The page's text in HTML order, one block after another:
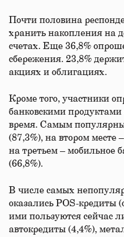
Почти половина
хранить накопления на
счетах. Еще 36,8%
сбережения. 23,8%
акциях и облигациях.
Кроме того, участники
банковскими
время. Самым
(87,3%), на втором месте
на третьем – мобильное
(66,8%).
В числе самых
оказались POS-кредиты
ими пользуются сейчас
автокредиты (4,4%),